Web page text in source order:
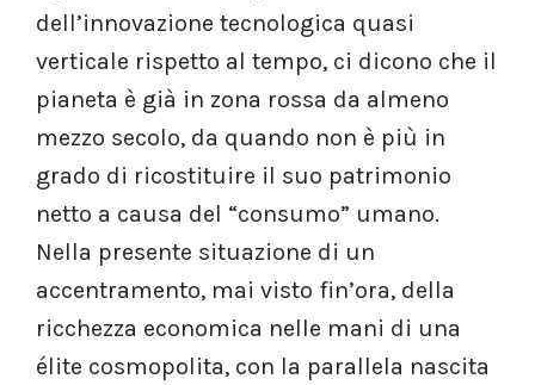
dell’innovazione tecnologica quasi
verticale rispetto al tempo, ci dicono che il
pianeta è già in zona rossa da almeno
mezzo secolo, da quando non è più in
grado di ricostituire il suo patrimonio
netto a causa del “consumo” umano.
Nella presente situazione di un
accentramento, mai visto fin’ora, della
ricchezza economica nelle mani di una
élite cosmopolita, con la parallela nascita